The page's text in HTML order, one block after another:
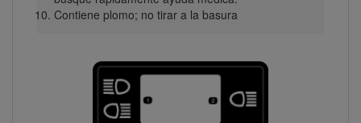
Contiene plomo; no tirar a la basura